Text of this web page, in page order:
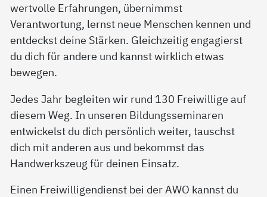
wertvolle Erfahrungen, übernimmst
Verantwortung, lernst neue Menschen kennen und
entdeckst deine Stärken. Gleichzeitig engagierst
du dich für andere und kannst wirklich etwas
bewegen.
Jedes Jahr begleiten wir rund 130 Freiwillige auf
diesem Weg. In unseren Bildungsseminaren
entwickelst du dich persönlich weiter, tauschst
dich mit anderen aus und bekommst das
Handwerkszeug für deinen Einsatz.
Einen Freiwilligendienst bei der AWO kannst du